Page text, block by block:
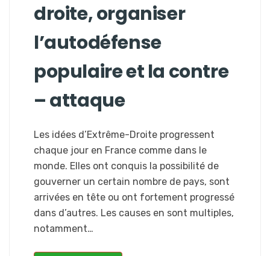
droite, organiser
l’autodéfense
populaire et la contre
– attaque
Les idées d’Extrême-Droite progressent
chaque jour en France comme dans le
monde. Elles ont conquis la possibilité de
gouverner un certain nombre de pays, sont
arrivées en tête ou ont fortement progressé
dans d’autres. Les causes en sont multiples,
notamment…